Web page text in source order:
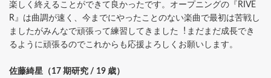
楽しく終えることができて良かったです。オープニングの『RIVE
R』は曲調が速く、今までにやったことのない楽曲で最初は苦戦し
ましたがみんなで頑張って練習してきました︕まだまだ成⻑でき
るように頑張るのでこれからも応援よろしくお願いします。
佐藤綺星（17 期研究 / 19 歳）